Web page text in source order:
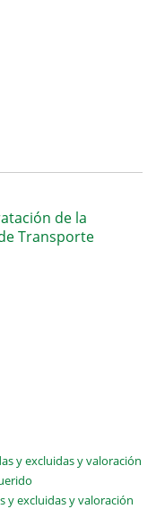
de la
Transporte
y excluidas y valoración
y excluidas y valoración